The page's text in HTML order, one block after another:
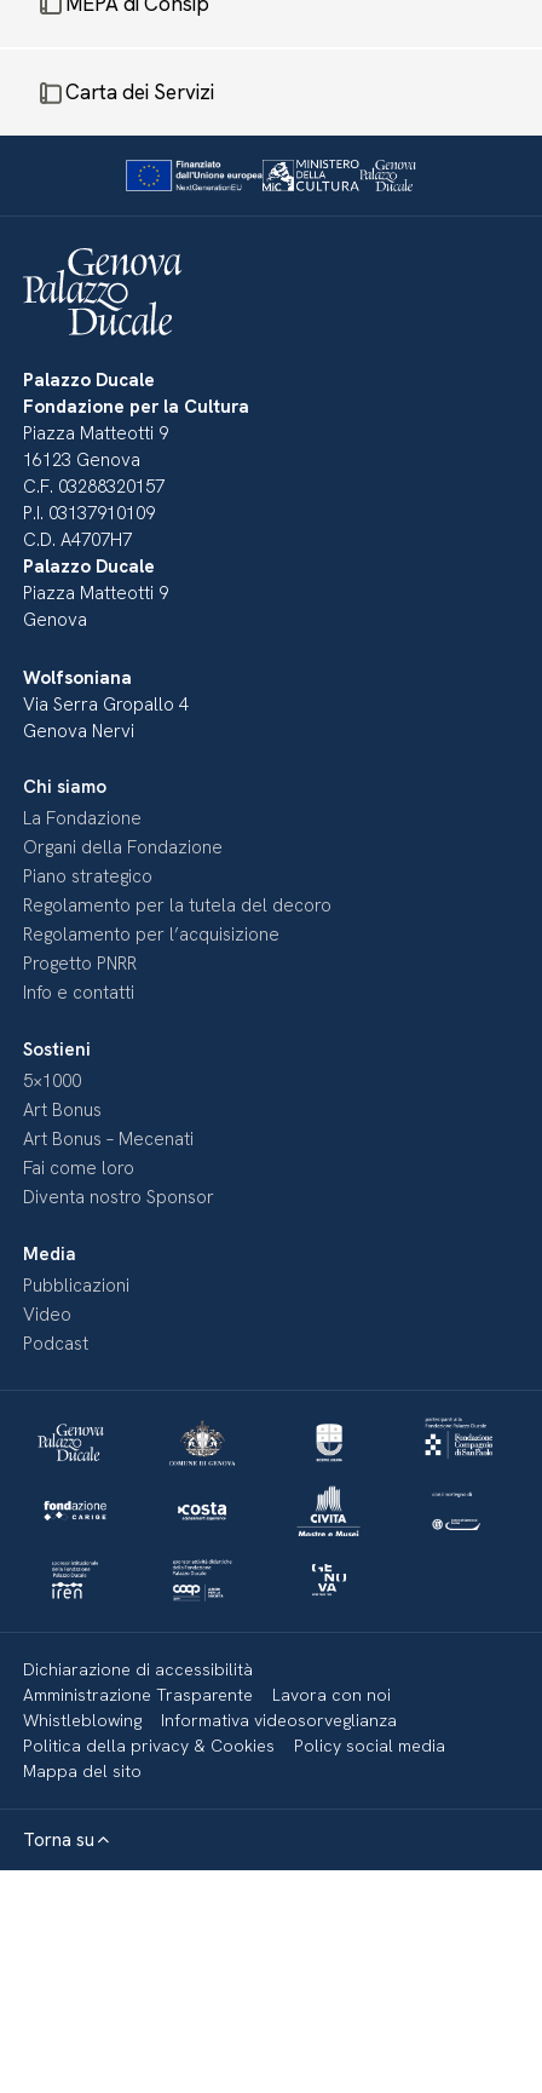
Carta dei Servizi
Palazzo Ducale
Fondazione per la Cultura
Piazza Matteotti 9
16123 Genova
C.F. 03288320157
P.I. 03137910109
C.D. A4707H7
Palazzo Ducale
Piazza Matteotti 9
Genova
Wolfsoniana
Via Serra Gropallo 4
Genova Nervi
Chi siamo
La Fondazione
Organi della Fondazione
Piano strategico
Regolamento per la tutela del decoro
Regolamento per l’acquisizione
Progetto PNRR
Info e contatti
Sostieni
5×1000
Art Bonus
Art Bonus – Mecenati
Fai come loro
Diventa nostro Sponsor
Media
Pubblicazioni
Video
Podcast
Dichiarazione di accessibilità
Amministrazione Trasparente
Lavora con noi
Whistleblowing
Informativa videosorveglianza
Politica della privacy & Cookies
Policy social media
Mappa del sito
Torna su